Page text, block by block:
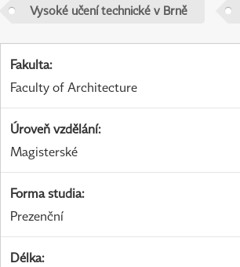
Vysoké učení technické v Brně
Fakulta:
Faculty of Architecture
Úroveň vzdělání:
Magisterské
Forma studia:
Prezenční
Délka: